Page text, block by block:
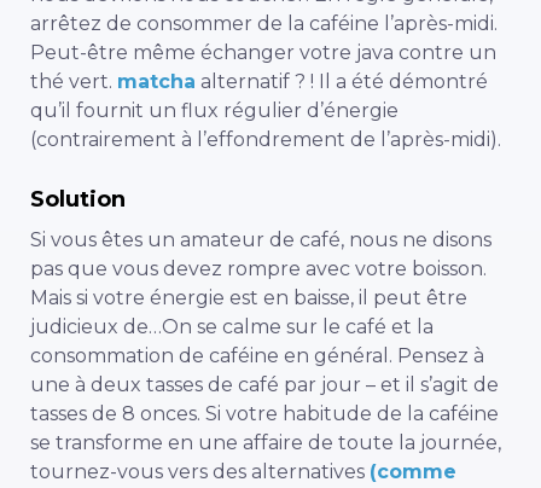
arrêtez de consommer de la caféine l’après-midi.
Peut-être même échanger votre java contre un
thé vert. matcha alternatif ? ! Il a été démontré
qu’il fournit un flux régulier d’énergie
(contrairement à l’effondrement de l’après-midi).
Solution
Si vous êtes un amateur de café, nous ne disons
pas que vous devez rompre avec votre boisson.
Mais si votre énergie est en baisse, il peut être
judicieux de…On se calme sur le café et la
consommation de caféine en général. Pensez à
une à deux tasses de café par jour – et il s’agit de
tasses de 8 onces. Si votre habitude de la caféine
se transforme en une affaire de toute la journée,
tournez-vous vers des alternatives (comme